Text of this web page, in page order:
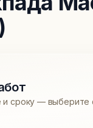
сроку — выберите